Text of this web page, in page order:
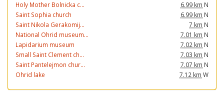
Holy Mother Bolnicka c...
6.99 km N
Saint Sophia church
6.99 km N
Saint Nikola Gerakomij...
7 km N
National Ohrid museum...
7.01 km N
Lapidarium museum
7.02 km N
Small Saint Clement ch...
7.03 km N
Saint Pantelejmon chur...
7.07 km N
Ohrid lake
7.12 km W